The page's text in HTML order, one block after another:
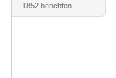
1852 berichten